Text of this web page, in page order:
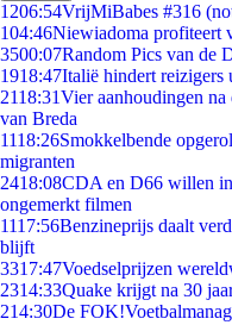
1206:54VrijMiBabes #316
104:46Niewiadoma profiteert
3500:07Random Pics van de
1918:47Italië hindert reizigers
2118:31Vier aanhoudingen na
van Breda
1118:26Smokkelbende
migranten
2418:08CDA en D66 willen
ongemerkt filmen
1117:56Benzineprijs daalt
blijft
3317:47Voedselprijzen
2314:33Quake krijgt na 30
214:30De